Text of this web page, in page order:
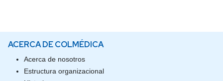
ACERCA DE COLMÉDICA
Acerca de nosotros
Estructura organizacional